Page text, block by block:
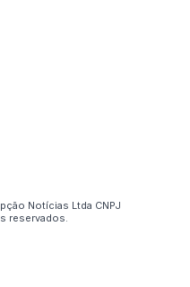
Notícias Ltda CNPJ
reservados.